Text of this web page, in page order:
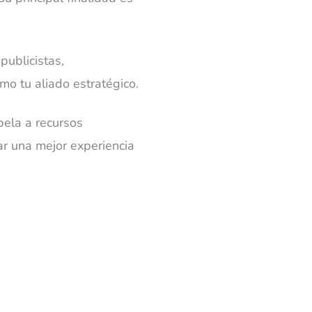
tu aliado estratégico.
a recursos
una mejor experiencia